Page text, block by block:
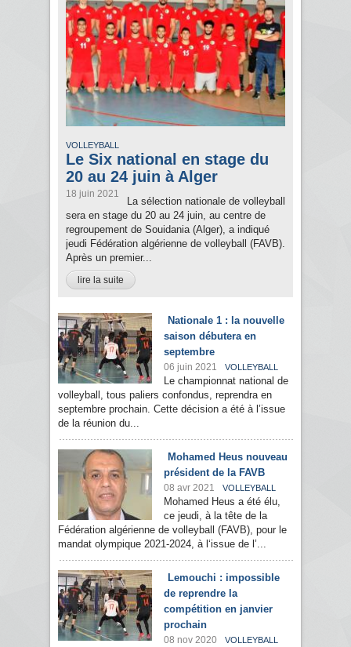
VOLLEYBALL
Le Six national en stage du
20 au 24 juin à Alger
18 juin 2021
La sélection nationale de volleyball
sera en stage du 20 au 24 juin, au centre de
regroupement de Souidania (Alger), a indiqué
jeudi Fédération algérienne de volleyball (FAVB).
Après un premier...
lire la suite
Nationale 1 : la nouvelle
saison débutera en
septembre
06 juin 2021 VOLLEYBALL
Le championnat national de
volleyball, tous paliers confondus, reprendra en
septembre prochain. Cette décision a été à l’issue
de la réunion du...
Mohamed Heus nouveau
président de la FAVB
08 avr 2021 VOLLEYBALL
Mohamed Heus a été élu,
ce jeudi, à la tête de la
Fédération algérienne de volleyball (FAVB), pour le
mandat olympique 2021-2024, à l‘issue de l’...
Lemouchi : impossible
de reprendre la
compétition en janvier
prochain
08 nov 2020 VOLLEYBALL